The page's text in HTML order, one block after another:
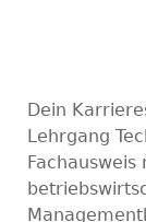
Dein
Lehrgang